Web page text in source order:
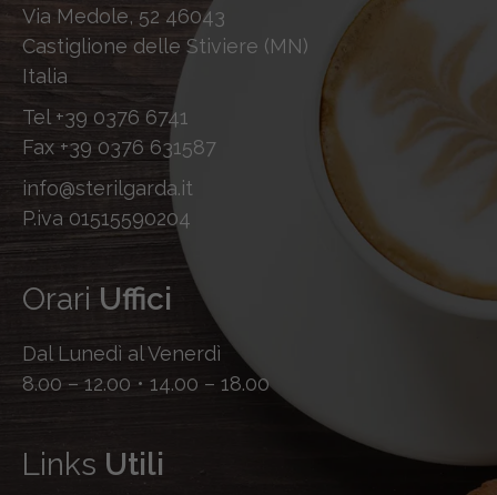
Via Medole, 52 46043
Castiglione delle Stiviere (MN)
Italia
Tel +39 0376 6741
Fax +39 0376 631587
info@sterilgarda.it
P.iva 01515590204
Orari Uffici
Dal Lunedì al Venerdì
8.00 – 12.00 • 14.00 – 18.00
Links Utili